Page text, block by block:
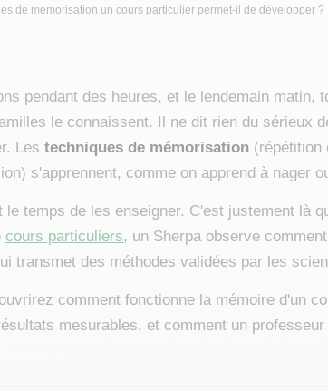
de mémorisation un cours particulier permet-il de développer ?
pendant des heures, et le lendemain matin,
le connaissent. Il ne dit rien du sérieux
Les techniques de mémorisation (répétition
s'apprennent, comme on apprend à nager
le temps de les enseigner. C'est justement là
cours particuliers, un Sherpa observe
transmet des méthodes validées par les
comment fonctionne la mémoire d'un
mesurables, et comment un